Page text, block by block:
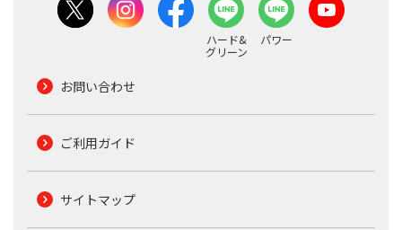
ハード&
グリーン
パワー
お問い合わせ
ご利用ガイド
サイトマップ